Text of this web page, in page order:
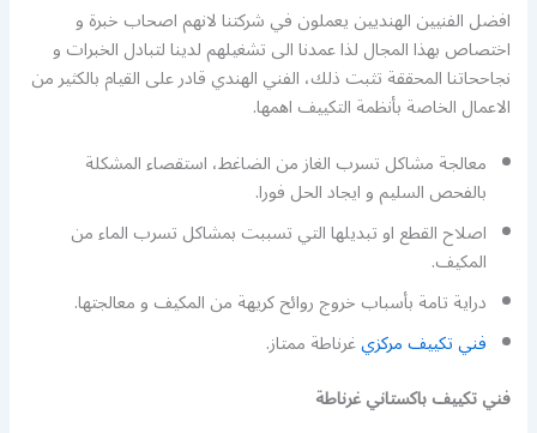
افضل الفنيين الهنديين يعملون في شركتنا لانهم اصحاب خبرة و
اختصاص بهذا المجال لذا عمدنا الى تشغيلهم لدينا لتبادل الخبرات و
نجاححاتنا المحققة تثبت ذلك، الفني الهندي قادر على القيام بالكثير من
الاعمال الخاصة بأنظمة التكييف اهمها.
معالجة مشاكل تسرب الغاز من الضاغط، استقصاء المشكلة
بالفحص السليم و ايجاد الحل فورا.
اصلاح القطع او تبديلها التي تسببت بمشاكل تسرب الماء من
المكيف.
دراية تامة بأسباب خروج روائح كريهة من المكيف و معالجتها.
فني تكييف مركزيغرناطة ممتاز.
فني تكييف باكستاني غرناطة